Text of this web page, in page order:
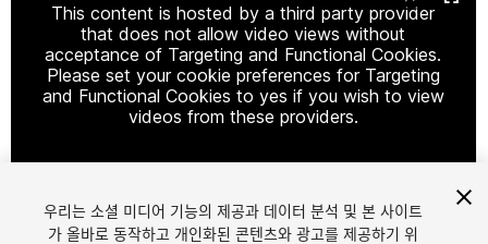
This content is hosted by a third party provider
that does not allow video views without
acceptance of Targeting and Functional Cookies.
Please set your cookie preferences for Targeting
and Functional Cookies to yes if you wish to view
videos from these providers.
Cookie Settings
우리는 소셜 미디어 기능의 제공과 데이터 분석 및 본 사이트
가 올바로 동작하고 개인화된 콘텐츠와 광고를 제공하기 위